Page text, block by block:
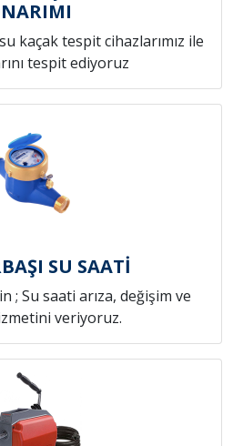
kaçak tespit cihazlarımız ile
tespit ediyoruz
SU SAATİ
; Su saati arıza, değişim ve
veriyoruz.